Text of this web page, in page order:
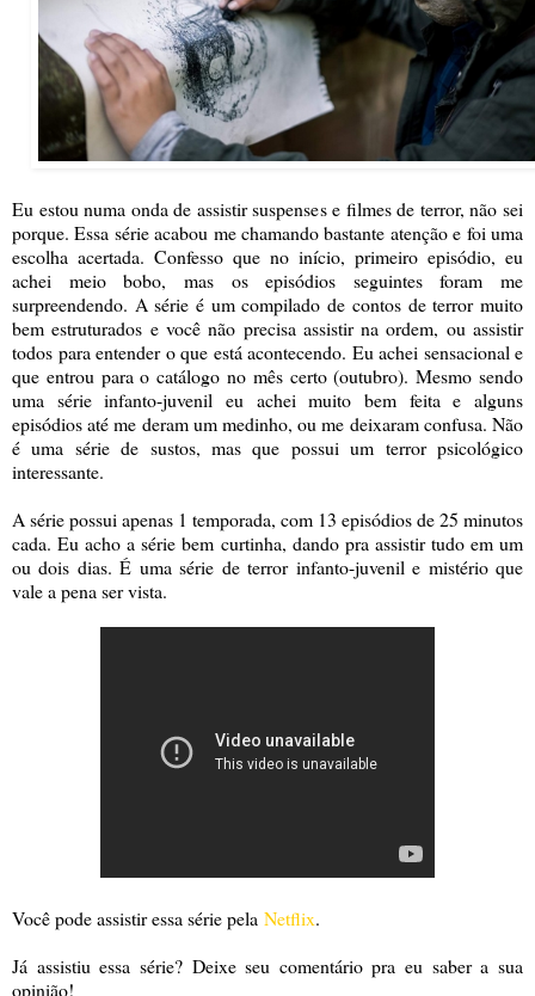
Eu estou numa onda de assistir suspenses e filmes de terror, não sei
porque. Essa série acabou me chamando bastante atenção e foi uma
escolha acertada. Confesso que no início, primeiro episódio, eu
achei meio bobo, mas os episódios seguintes foram me
surpreendendo. A série é um compilado de contos de terror muito
bem estruturados e você não precisa assistir na ordem, ou assistir
todos para entender o que está acontecendo. Eu achei sensacional e
que entrou para o catálogo no mês certo (outubro). Mesmo sendo
uma série infanto-juvenil eu achei muito bem feita e alguns
episódios até me deram um medinho, ou me deixaram confusa. Não
é uma série de sustos, mas que possui um terror psicológico
interessante.
A série possui apenas 1 temporada, com 13 episódios de 25 minutos
cada. Eu acho a série bem curtinha, dando pra assistir tudo em um
ou dois dias. É uma série de terror infanto-juvenil e mistério que
vale a pena ser vista.
Você pode assistir essa série pela Netflix.
Já assistiu essa série? Deixe seu comentário pra eu saber a sua
opinião!